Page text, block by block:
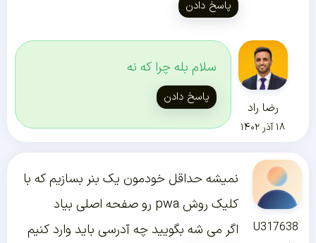
پاسخ دادن
رضا راد
۱۸ آذر ۱۴۰۲
سلام بله چرا که نه
پاسخ دادن
U317638
نمیشه حداقل خودمون یک بنر بسازیم که با
کلیک روش pwa رو صفحه اصلی بیاد
اگر می شه بگویید چه آدرسی باید وارد کنیم